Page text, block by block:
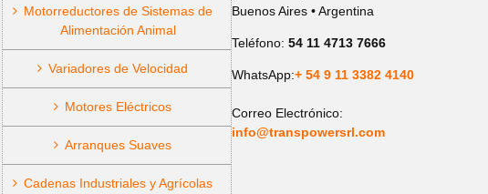
Motorreductores de Sistemas de
Alimentación Animal
Variadores de Velocidad
Motores Eléctricos
Arranques Suaves
Cadenas Industriales y Agrícolas
Buenos Aires • Argentina
Teléfono: 54 11 4713 7666
WhatsApp:+ 54 9 11 3382 4140
Correo Electrónico:
info@transpowersrl.com